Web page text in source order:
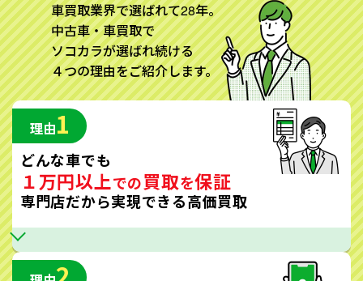
車買取業界で選ばれて28年。
中古車・車買取で
ソコカラが選ばれ続ける
４つの理由をご紹介します。
理由1
どんな車でも
１万円以上での買取を保証
専門店だから実現できる高価買取